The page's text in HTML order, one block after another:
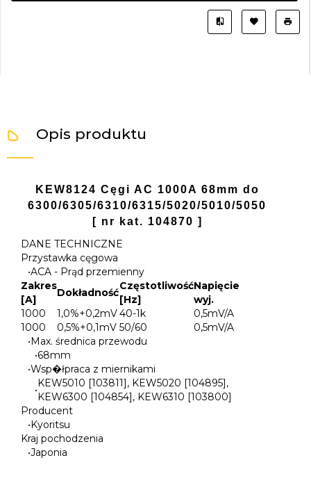
Opis produktu
KEW8124 Cęgi AC 1000A 68mm do
6300/6305/6310/6315/5020/5010/5050
[ nr kat. 104870 ]
DANE TECHNICZNE
Przystawka cęgowa
•ACA - Prąd przemienny
Zakres
[A]
Dokładność
Częstotliwość
[Hz]
Napięcie
wyj.
1000
1,0%+0,2mV40-1k
0,5mV/A
1000
0,5%+0,1mV 50/60
0,5mV/A
•Max. średnica przewodu
•68mm
•Wsp�łpraca z miernikami
•
KEW5010 [103811], KEW5020 [104895],
KEW6300 [104854], KEW6310 [103800]
Producent
•Kyoritsu
Kraj pochodzenia
•Japonia